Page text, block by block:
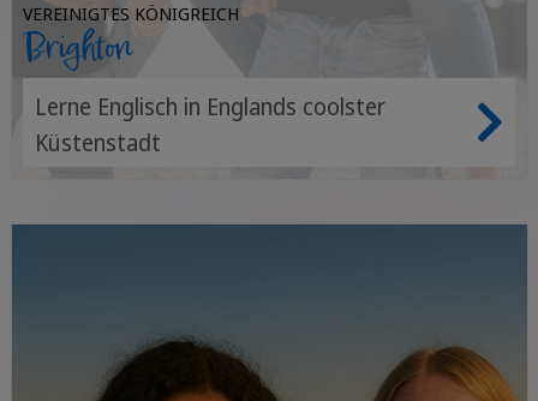
VEREINIGTES KÖNIGREICH
Brighton
Lerne Englisch in Englands coolster
Küstenstadt